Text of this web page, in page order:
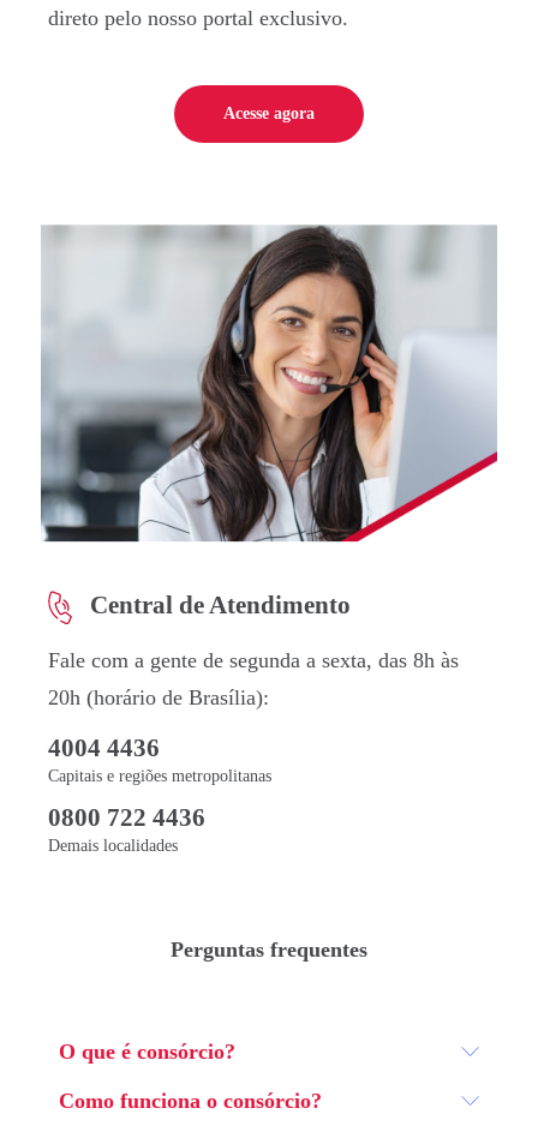
direto pelo nosso portal exclusivo.
Acesse agora
Central de Atendimento
Fale com a gente de segunda a sexta, das 8h às
20h (horário de Brasília):
4004 4436
Capitais e regiões metropolitanas
0800 722 4436
Demais localidades
Perguntas frequentes
O que é consórcio?
Como funciona o consórcio?